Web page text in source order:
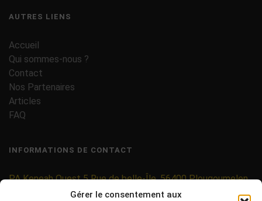
Gérer le consentement aux
AUTRES LIENS
Accueil
Qui sommes-nous ?
Contact
Nos Partenaires
Articles
FAQ
INFORMATIONS DE CONTACT
PA Keneah Ouest 5 Rue de belle-Île, 56400 Plougoumelen